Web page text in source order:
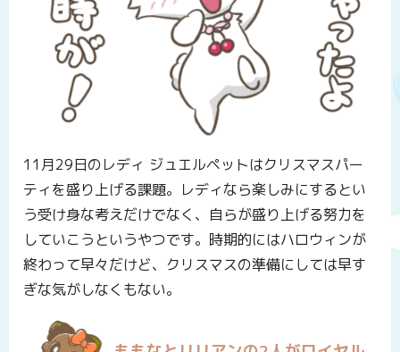
11月29日のレディ ジュエルペットはクリスマスパー
ティを盛り上げる課題。レディなら楽しみにするとい
う受け身な考えだけでなく、自らが盛り上げる努力を
していこうというやつです。時期的にはハロウィンが
終わって早々だけど、クリスマスの準備にしては早す
ぎな気がしなくもない。